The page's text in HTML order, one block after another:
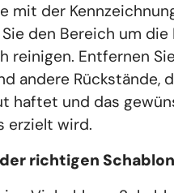
mit der
den Bereich um die
reinigen. Entfernen
andere Rückstände,
haftet und das
erzielt wird.
der richtigen